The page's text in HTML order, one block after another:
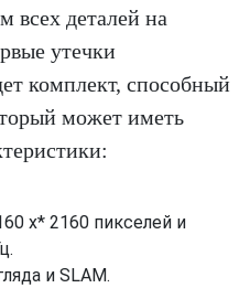
всех деталей на
утечки
комплект, способный
может иметь
x* 2160 пикселей и
и SLAM.